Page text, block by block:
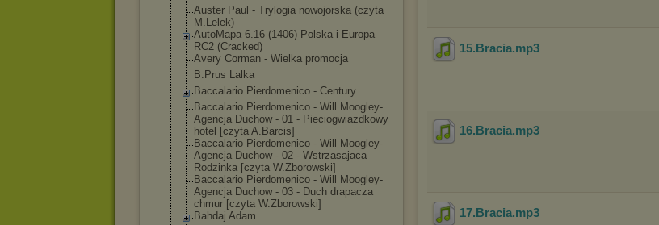
Auster Paul - Trylogia nowojorska (czyta
M.Lelek)
AutoMapa 6.16 (1406) Polska i Europa
RC2 (Cracked)
Avery Corman - Wielka promocja
B.Prus Lalka
Baccalario Pierdomenico - Century
Baccalario Pierdomenico - Will Moogley-
Agencja Duchow - 01 - Pieciogwiazdkowy
hotel [czyta A.Barcis]
Baccalario Pierdomenico - Will Moogley-
Agencja Duchow - 02 - Wstrzasajaca
Rodzinka [czyta W.Zborowski]
Baccalario Pierdomenico - Will Moogley-
Agencja Duchow - 03 - Duch drapacza
chmur [czyta W.Zborowski]
Bahdaj Adam
15.Bracia.mp3
16.Bracia.mp3
17.Bracia.mp3